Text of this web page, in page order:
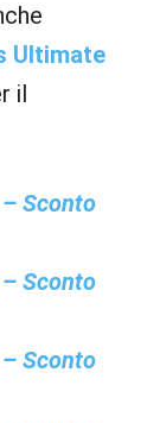
Ultimate
il
Sconto
Sconto
Sconto